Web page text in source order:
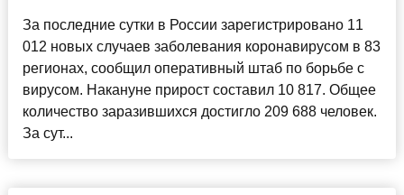
За последние сутки в России зарегистрировано 11
012 новых случаев заболевания коронавирусом в 83
регионах, сообщил оперативный штаб по борьбе с
вирусом. Накануне прирост составил 10 817. Общее
количество заразившихся достигло 209 688 человек.
За сут...